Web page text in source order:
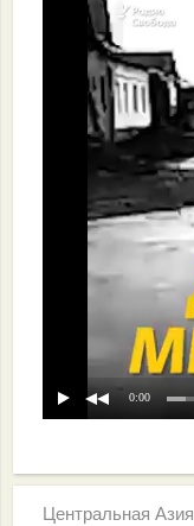
0:00
Центральная Азия